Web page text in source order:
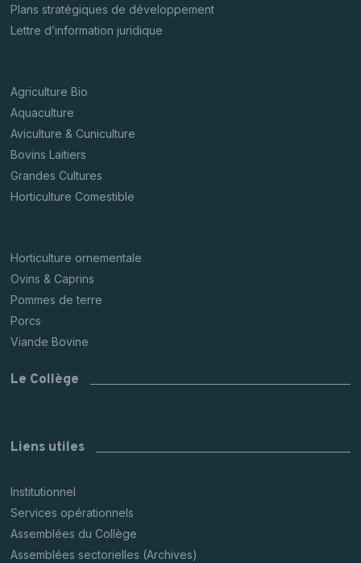
Plans stratégiques de développement
Lettre d’information juridique
Agriculture Bio
Aquaculture
Aviculture & Cuniculture
Bovins Laitiers
Grandes Cultures
Horticulture Comestible
Horticulture ornementale
Ovins & Caprins
Pommes de terre
Porcs
Viande Bovine
Le Collège
Liens utiles
Institutionnel
Services opérationnels
Assemblées du Collège
Assemblées sectorielles (Archives)